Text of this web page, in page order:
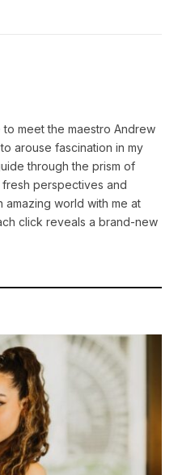
to meet the maestro Andrew
arouse fascination in my
through the prism of
perspectives and
amazing world with me at
click reveals a brand-new